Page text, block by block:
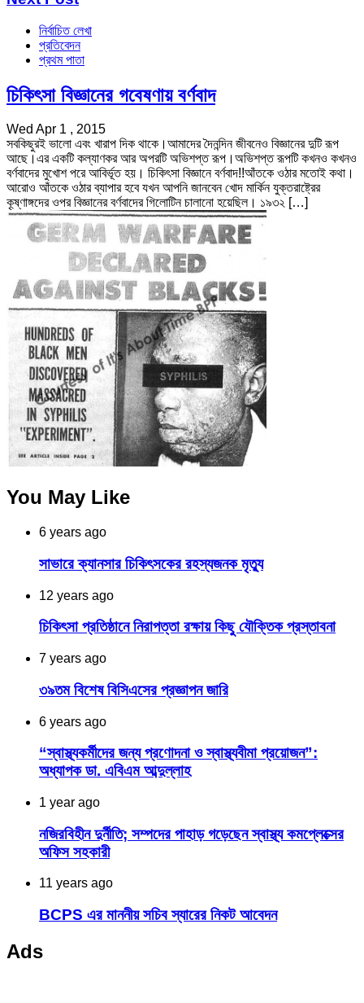
নির্বাচিত লেখা
প্রতিবেদন
প্রথম পাতা
চিকিৎসা বিজ্ঞানের গবেষণায় বর্ণবাদ
Wed Apr 1 , 2015
সবকিছুরই ভালো এবং খারাপ দিক থাকে।আমাদের দৈনন্দিন জীবনেও বিজ্ঞানের দুটি রূপ
আছে।এর একটি কল্যাণকর আর অপরটি অভিশপ্ত রূপ।অভিশপ্ত রূপটি কখনও কখনও
বর্ণবাদের মুখোশ পরে আবির্ভূত হয়। চিকিৎসা বিজ্ঞানে বর্ণবাদ!!আঁতকে ওঠার মতোই কথা।
আরোও আঁতকে ওঠার ব্যাপার হবে যখন আপনি জানবেন খোদ মার্কিন যুক্তরাষ্ট্রের
কৃ্ষ্ণাঙ্গদের ওপর বিজ্ঞানের বর্ণবাদের গিলোটিন চালানো হয়েছিল। ১৯৩২ […]
You May Like
6 years ago
সাভারে ক্যানসার চিকিৎসকের রহস্যজনক মৃত্যু
12 years ago
চিকিৎসা প্রতিষ্ঠানে নিরাপত্তা রক্ষায় কিছু যৌক্তিক প্রস্তাবনা
7 years ago
৩৯তম বিশেষ বিসিএসের প্রজ্ঞাপন জারি
6 years ago
“স্বাস্থ্যকর্মীদের জন্য প্রণোদনা ও স্বাস্থ্যবীমা প্রয়োজন”:
অধ্যাপক ডা. এবিএম আব্দুল্লাহ
1 year ago
নজিরবিহীন দুর্নীতি; সম্পদের পাহাড় গড়েছেন স্বাস্থ্য কমপ্লেক্সের
অফিস সহকারী
11 years ago
BCPS এর মাননীয় সচিব স্যারের নিকট আবেদন
Ads